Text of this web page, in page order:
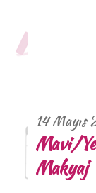
14 Mayıs
Mavi/
Makyaj